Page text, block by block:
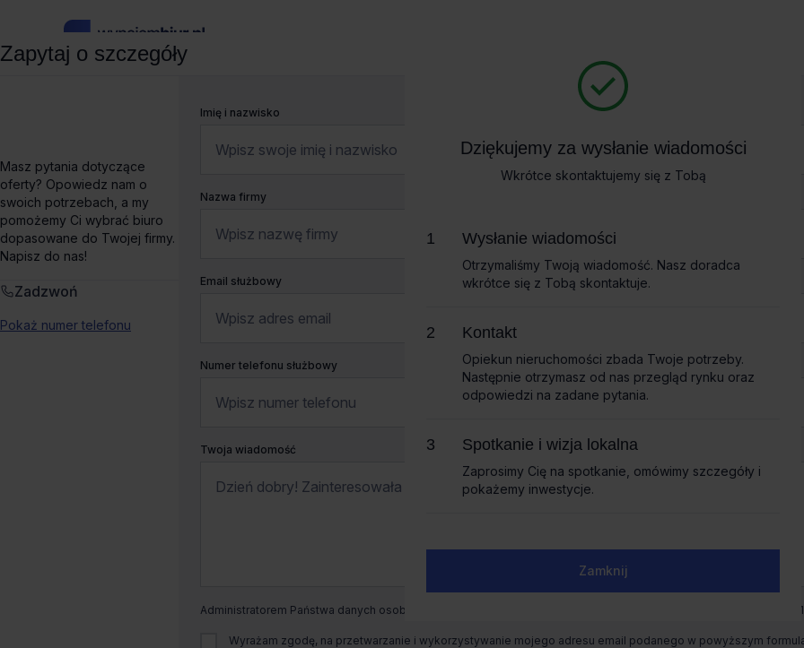
Biura Astrum Business Park I
Biuro do wynajęcia Astrum Business Park I
Łopuszańska 95, Warszawa, Włochy
Dogodny dojazd Ostatnie powierzchnie
Dziękujemy za wysłanie wiadomości
Wkrótce skontaktujemy się z Tobą
Wysłanie wiadomości
Otrzymaliśmy Twoją wiadomość. Nasz doradca
wkrótce się z Tobą skontaktuje.
Kontakt
Opiekun nieruchomości zbada Twoje potrzeby.
Następnie otrzymasz od nas przegląd rynku oraz
odpowiedzi na zadane pytania.
Spotkanie i wizja lokalna
Zaprosimy Cię na spotkanie, omówimy szczegóły i
pokażemy inwestycje.
Zamknij
Zapytaj o szczegóły
Masz pytania dotyczące
oferty? Opowiedz nam o
swoich potrzebach, a my
pomożemy Ci wybrać biuro
dopasowane do Twojej firmy.
Napisz do nas!
Zadzwoń
Pokaż numer telefonu
Imię i nazwisko
Nazwa firmy
Email służbowy
Numer telefonu służbowy
Twoja wiadomość
Administratorem Państwa danych osobowych jest CBRE sp. z o. o. z siedzibą w Warszawie, Rondo Daszyńskiego
Wyrażam zgodę, na przetwarzanie i wykorzystywanie mojego adresu email podanego w powyższym
Dziękujemy za wysłanie wiadomości
Wkrótce skontaktujemy się z Tobą
Wysłanie wiadomości
Otrzymaliśmy Twoją wiadomość. Nasz doradca
wkrótce się z Tobą skontaktuje.
Kontakt
Opiekun nieruchomości zbada Twoje potrzeby.
Następnie otrzymasz od nas przegląd rynku oraz
odpowiedzi na zadane pytania.
Spotkanie i wizja lokalna
Zaprosimy Cię na spotkanie, omówimy szczegóły i
pokażemy inwestycje.
Zamknij